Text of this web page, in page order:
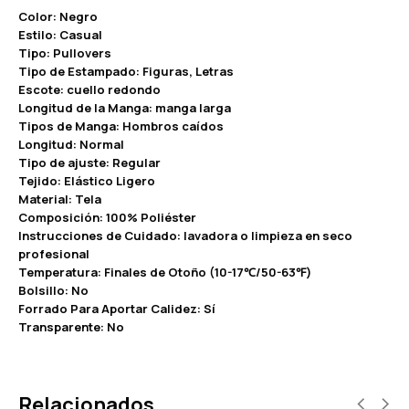
Color: Negro
Estilo: Casual
Tipo: Pullovers
Tipo de Estampado: Figuras, Letras
Escote: cuello redondo
Longitud de la Manga: manga larga
Tipos de Manga: Hombros caídos
Longitud: Normal
Tipo de ajuste: Regular
Tejido: Elástico Ligero
Material: Tela
Composición: 100% Poliéster
Instrucciones de Cuidado: lavadora o limpieza en seco
profesional
Temperatura: Finales de Otoño (10-17℃/50-63℉)
Bolsillo: No
Forrado Para Aportar Calidez: Sí
Transparente: No